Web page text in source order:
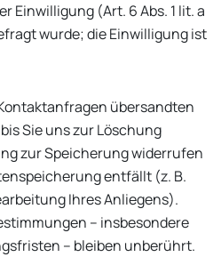
Einwilligung (Art. 6 Abs. 1 lit. a
wurde; die Einwilligung ist
übersandten
Sie uns zur Löschung
zur Speicherung widerrufen
entfällt (z. B.
Ihres Anliegens).
– insbesondere
– bleiben unberührt.